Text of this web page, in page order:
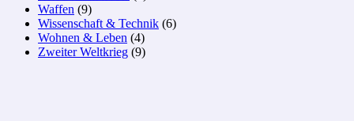
Waffen (9)
Wissenschaft & Technik (6)
Wohnen & Leben (4)
Zweiter Weltkrieg (9)